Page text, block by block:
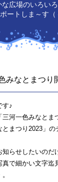
な広場のいろい
ートしま～す（
みなとまつり
す♪
三河一色みなとま
まつり2023」
知らせしたいのだ
で細かい文字迄